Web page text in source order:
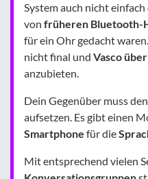
System auch nicht
von früheren Bluetooth-
für ein Ohr gedacht
nicht final und Vasco
anzubieten.
Dein Gegenüber muss
aufsetzen. Es gibt einen
Smartphone für die
Mit entsprechend vielen